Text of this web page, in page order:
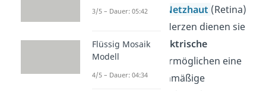
Neuronen) in der
Netzhaut (Retina)
am Auge oder im Herzen dienen sie
als sogenannte
elektrische
Synapsen
. Diese ermöglichen eine
schnelle und gleichmäßige
3/5 – Dauer: 05:42
Flüssig Mosaik
Modell
4/5 – Dauer: 04:34